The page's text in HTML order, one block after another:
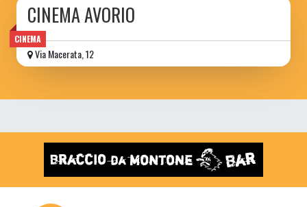
CINEMA
CINEMA AVORIO
Via Macerata, 12